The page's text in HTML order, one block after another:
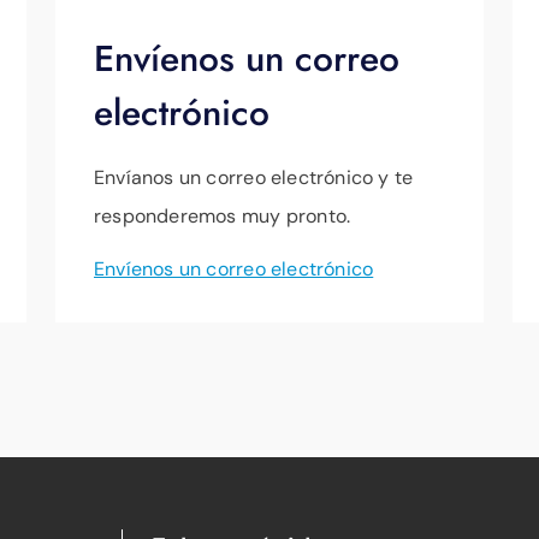
Envíenos un correo
electrónico
Envíanos un correo electrónico y te
responderemos muy pronto.
Envíenos un correo electrónico